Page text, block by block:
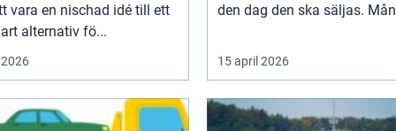
vara en nischad idé till ett
alternativ fö...
den dag den ska säljas.
15 april 2026